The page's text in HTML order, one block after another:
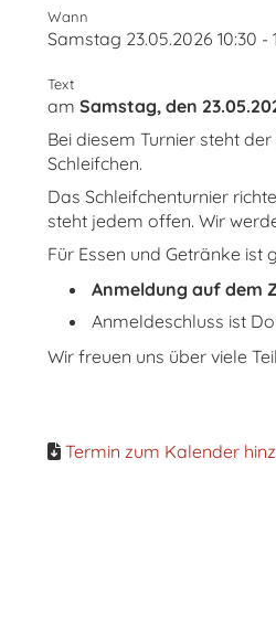
Wann
Samstag 23.05.2026 10:30 -
Text
am Samstag, den
Bei diesem Turnier steht
Schleifchen.
Das Schleifchenturnier
steht jedem offen. Wir
Für Essen und Getränke ist
Anmeldung auf dem
Anmeldeschluss ist
Wir freuen uns über viele
Termin zum Kalender